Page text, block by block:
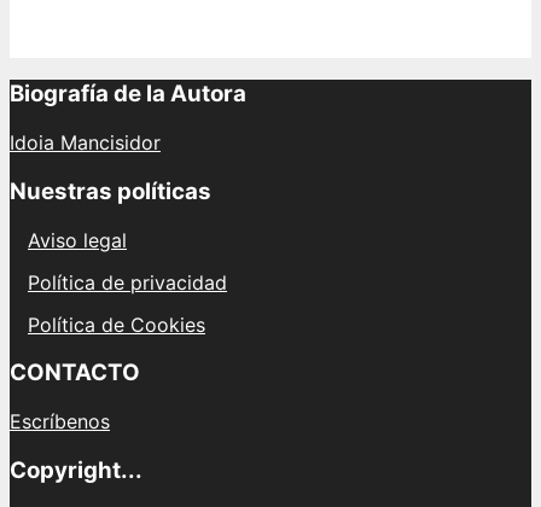
Bonnar
Biografía de la Autora
Idoia Mancisidor
Nuestras políticas
Aviso legal
Política de privacidad
Política de Cookies
CONTACTO
Escríbenos
Copyright...